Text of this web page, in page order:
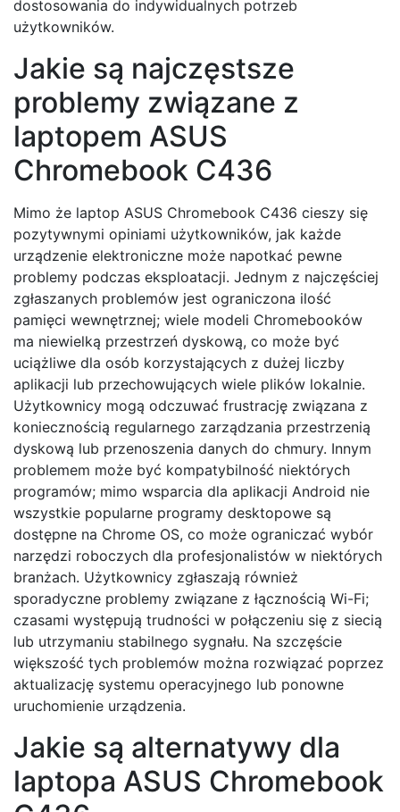
dostosowania do indywidualnych potrzeb
użytkowników.
Jakie są najczęstsze
problemy związane z
laptopem ASUS
Chromebook C436
Mimo że laptop ASUS Chromebook C436 cieszy się
pozytywnymi opiniami użytkowników, jak każde
urządzenie elektroniczne może napotkać pewne
problemy podczas eksploatacji. Jednym z najczęściej
zgłaszanych problemów jest ograniczona ilość
pamięci wewnętrznej; wiele modeli Chromebooków
ma niewielką przestrzeń dyskową, co może być
uciążliwe dla osób korzystających z dużej liczby
aplikacji lub przechowujących wiele plików lokalnie.
Użytkownicy mogą odczuwać frustrację związana z
koniecznością regularnego zarządzania przestrzenią
dyskową lub przenoszenia danych do chmury. Innym
problemem może być kompatybilność niektórych
programów; mimo wsparcia dla aplikacji Android nie
wszystkie popularne programy desktopowe są
dostępne na Chrome OS, co może ograniczać wybór
narzędzi roboczych dla profesjonalistów w niektórych
branżach. Użytkownicy zgłaszają również
sporadyczne problemy związane z łącznością Wi-Fi;
czasami występują trudności w połączeniu się z siecią
lub utrzymaniu stabilnego sygnału. Na szczęście
większość tych problemów można rozwiązać poprzez
aktualizację systemu operacyjnego lub ponowne
uruchomienie urządzenia.
Jakie są alternatywy dla
laptopa ASUS Chromebook